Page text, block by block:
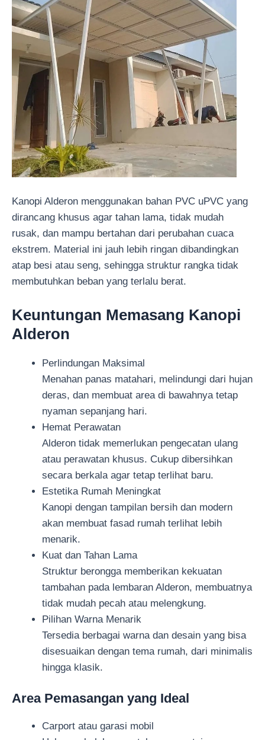
Kanopi Alderon menggunakan bahan PVC uPVC yang
dirancang khusus agar tahan lama, tidak mudah
rusak, dan mampu bertahan dari perubahan cuaca
ekstrem. Material ini jauh lebih ringan dibandingkan
atap besi atau seng, sehingga struktur rangka tidak
membutuhkan beban yang terlalu berat.
Keuntungan Memasang Kanopi
Alderon
Perlindungan Maksimal
Menahan panas matahari, melindungi dari hujan
deras, dan membuat area di bawahnya tetap
nyaman sepanjang hari.
Hemat Perawatan
Alderon tidak memerlukan pengecatan ulang
atau perawatan khusus. Cukup dibersihkan
secara berkala agar tetap terlihat baru.
Estetika Rumah Meningkat
Kanopi dengan tampilan bersih dan modern
akan membuat fasad rumah terlihat lebih
menarik.
Kuat dan Tahan Lama
Struktur berongga memberikan kekuatan
tambahan pada lembaran Alderon, membuatnya
tidak mudah pecah atau melengkung.
Pilihan Warna Menarik
Tersedia berbagai warna dan desain yang bisa
disesuaikan dengan tema rumah, dari minimalis
hingga klasik.
Area Pemasangan yang Ideal
Carport atau garasi mobil